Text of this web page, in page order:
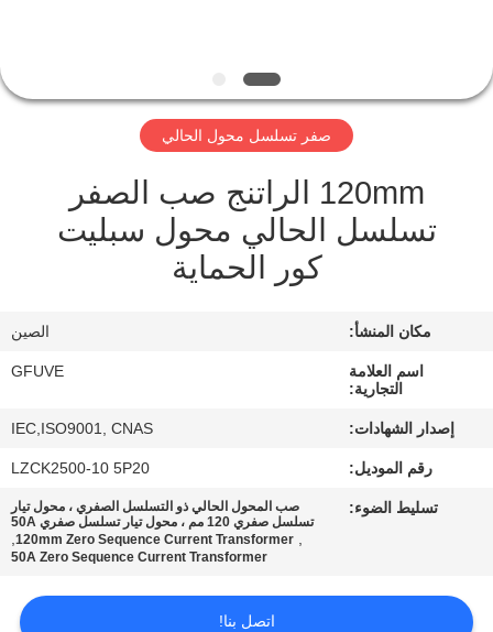
الجودة
اطلب
اقتباس
خريطة
الموقع
POLICY
صفر تسلسل محول الحالي
120mm الراتنج صب الصفر
تسلسل الحالي محول سبليت
كور الحماية
مكان المنشأ: الصين
اسم العلامة
التجارية:
GFUVE
إصدار الشهادات: IEC,ISO9001, CNAS
رقم الموديل: LZCK2500-10 5P20
تسليط الضوء:
صب المحول الحالي ذو التسلسل الصفري ، محول تيار
تسلسل صفري 120 مم ، محول تيار تسلسل صفري 50A
,
120mm Zero Sequence Current Transformer
,
50A Zero Sequence Current Transformer
اتصل بنا!